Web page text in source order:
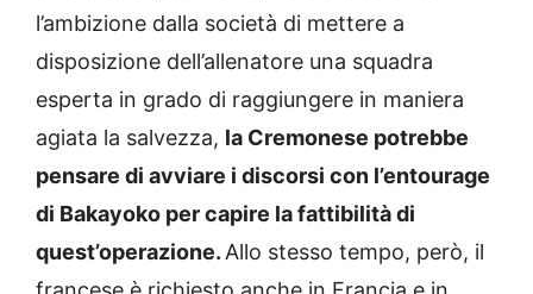
l’ambizione dalla società di mettere a
disposizione dell’allenatore una squadra
esperta in grado di raggiungere in maniera
agiata la salvezza, la Cremonese potrebbe
pensare di avviare i discorsi con l’entourage
di Bakayoko per capire la fattibilità di
quest’operazione.Allo stesso tempo, però, il